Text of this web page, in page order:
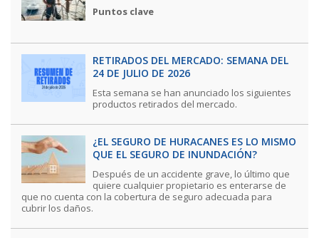
Puntos clave
RETIRADOS DEL MERCADO: SEMANA DEL
24 DE JULIO DE 2026
Esta semana se han anunciado los siguientes
productos retirados del mercado.
¿EL SEGURO DE HURACANES ES LO MISMO
QUE EL SEGURO DE INUNDACIÓN?
Después de un accidente grave, lo último que
quiere cualquier propietario es enterarse de
que no cuenta con la cobertura de seguro adecuada para
cubrir los daños.